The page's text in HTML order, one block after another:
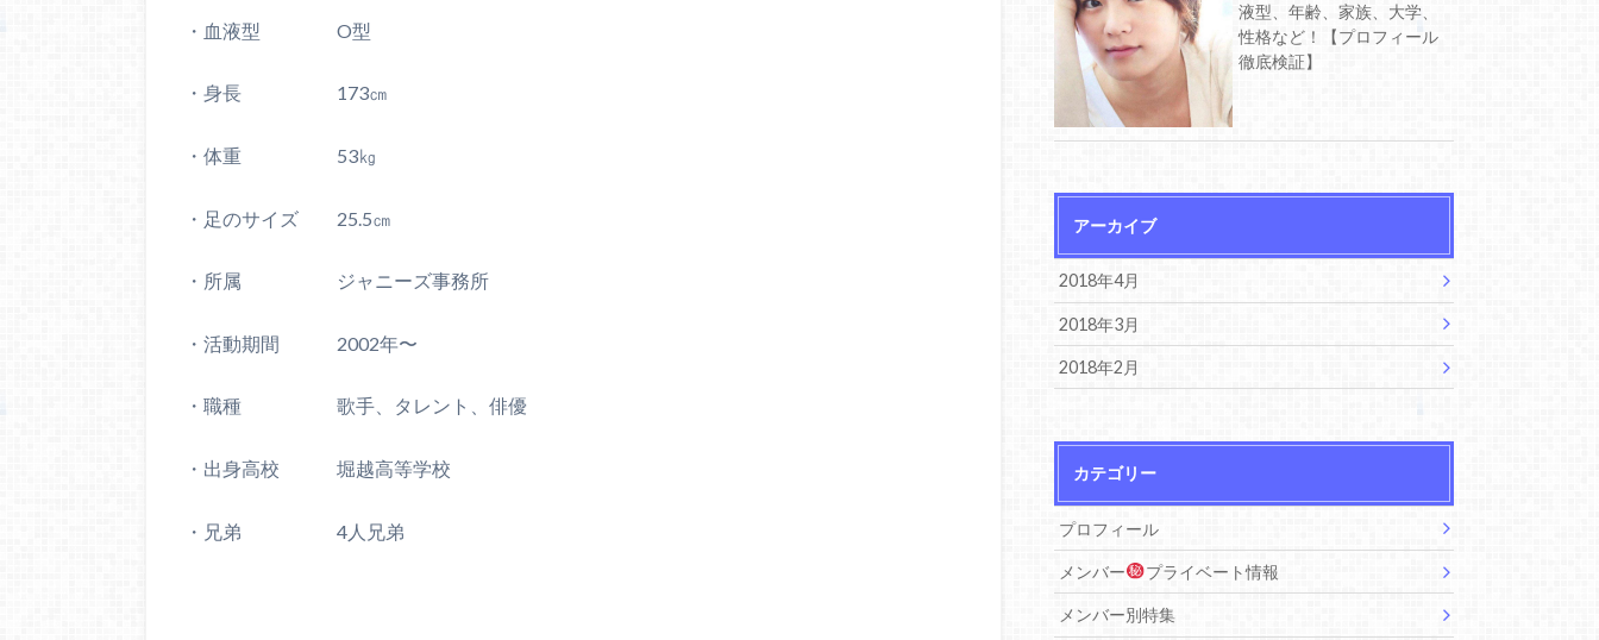
・血液型 O型
・身長 173㎝
・体重 53㎏
・足のサイズ 25.5㎝
・所属 ジャニーズ事務所
・活動期間 2002年〜
・職種 歌手、タレント、俳優
・出身高校 堀越高等学校
・兄弟 4人兄弟
液型、年齢、家族、大学、
性格など！【プロフィール
徹底検証】
アーカイブ
2018年4月
2018年3月
2018年2月
カテゴリー
プロフィール
メンバー プライベート情報
メンバー別特集